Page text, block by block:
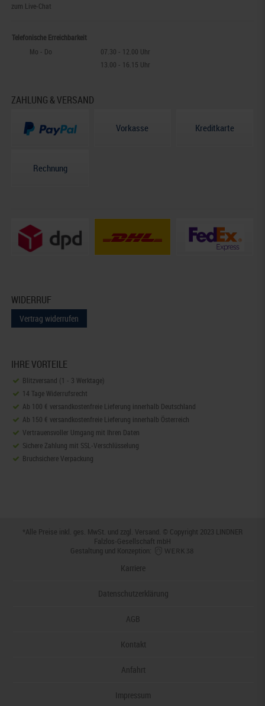
zum Live-Chat
Telefonische Erreichbarkeit
Mo - Do
07.30 - 12.00 Uhr
13.00 - 16.15 Uhr
ZAHLUNG & VERSAND
Vorkasse Kreditkarte
Rechnung
WIDERRUF
Vertrag widerrufen
IHRE VORTEILE
Blitzversand (1 - 3 Werktage)
14 Tage Widerrufsrecht
Ab 100 € versandkostenfreie Lieferung innerhalb Deutschland
Ab 150 € versandkostenfreie Lieferung innerhalb Österreich
Vertrauensvoller Umgang mit Ihren Daten
Sichere Zahlung mit SSL-Verschlüsselung
Bruchsichere Verpackung
*Alle Preise inkl. ges. MwSt. und zzgl. Versand. © Copyright 2023 LINDNER
Falzlos-Gesellschaft mbH
Gestaltung und Konzeption:
Karriere
Datenschutzerklärung
AGB
Kontakt
Anfahrt
Impressum